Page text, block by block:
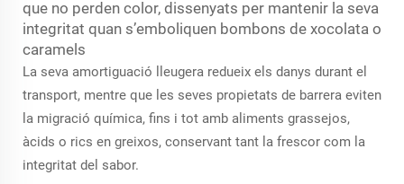
que no perden color, dissenyats per mantenir la seva
integritat quan s’emboliquen bombons de xocolata o
caramels
La seva amortiguació lleugera redueix els danys durant el
transport, mentre que les seves propietats de barrera eviten
la migració química, fins i tot amb aliments grassejos,
àcids o rics en greixos, conservant tant la frescor com la
integritat del sabor.